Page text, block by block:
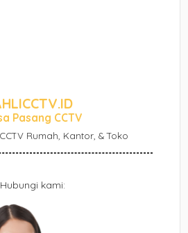
Pasang CCTV
Rumah, Kantor, & Toko
Hubungi kami: